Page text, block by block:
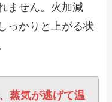
ません。火加減
っかりと上がる状
蒸気が逃げて温